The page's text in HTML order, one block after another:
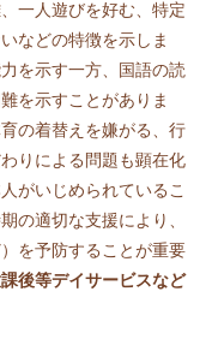
一人遊びを好む、特定
などの特徴を示しま
を示す一方、国語の読
を示すことがありま
の着替えを嫌がる、行
りによる問題も顕在化
がいじめられているこ
の適切な支援により、
を予防することが重要
後等デイサービスなど